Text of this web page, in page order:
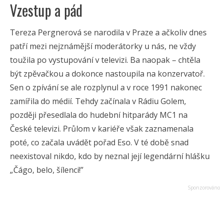
Vzestup a pád
Tereza Pergnerová se narodila v Praze a ačkoliv dnes
patří mezi nejznámější moderátorky u nás, ne vždy
toužila po vystupování v televizi. Ba naopak – chtěla
být zpěvačkou a dokonce nastoupila na konzervatoř.
Sen o zpívání se ale rozplynul a v roce 1991 nakonec
zamířila do médií. Tehdy začínala v Rádiu Golem,
později přesedlala do hudební hitparády MC1 na
České televizi. Průlom v kariéře však zaznamenala
poté, co začala uvádět pořad Eso. V té době snad
neexistoval nikdo, kdo by neznal její legendární hlášku
„Čágo, belo, šílenci!”